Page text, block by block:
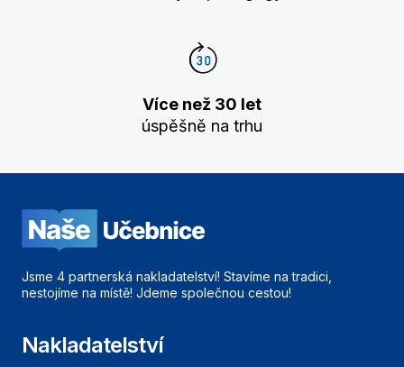
Více než 30 let
úspěšně na trhu
Jsme 4 partnerská nakladatelství! Stavíme na tradici,
nestojíme na místě! Jdeme společnou cestou!
Nakladatelství